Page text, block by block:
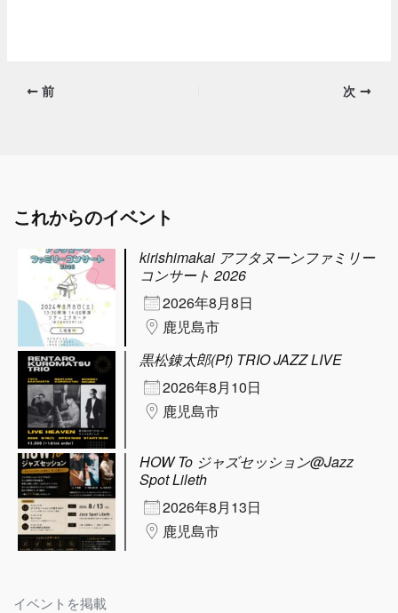
前 次
これからのイベント
kirishimakai アフタヌーンファミリー
コンサート 2026
2026年8月8日
鹿児島市
黒松錬太郎(Pf) TRIO JAZZ LIVE
2026年8月10日
鹿児島市
HOW To ジャズセッション@Jazz
Spot Lileth
2026年8月13日
鹿児島市
イベントを掲載